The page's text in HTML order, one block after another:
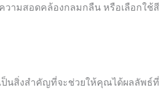
วามสอดคล้องกลมกลืน หรือเลือกใช้สี
ป็นสิ่งสำคัญที่จะช่วยให้คุณได้ผลลัพธ์ที่